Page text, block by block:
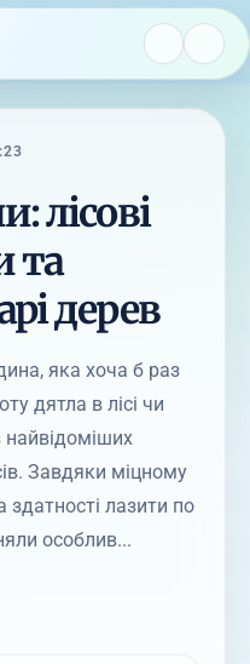
лісові
та
дерев
яка хоча б раз
дятла в лісі чи
найвідоміших
Завдяки міцному
здатності лазити по
особлив...